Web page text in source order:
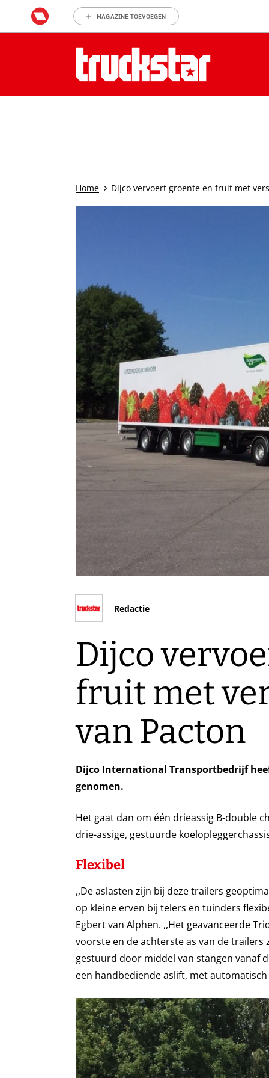
MAGAZINE TOEVOEGEN
Home Dijco vervoert groente en fruit met
Redactie
Dijco
fruit met
van Pacton
Dijco International Transportbedrijf
genomen.
Het gaat dan om één drieassig B-double
drie-assige, gestuurde
Flexibel
,,De aslasten zijn bij deze trailers
op kleine erven bij telers en tuinders
Egbert van Alphen. ,,Het geavanceerde
voorste en de achterste as van de
gestuurd door middel van stangen vanaf
een handbediende aslift, met automatisch